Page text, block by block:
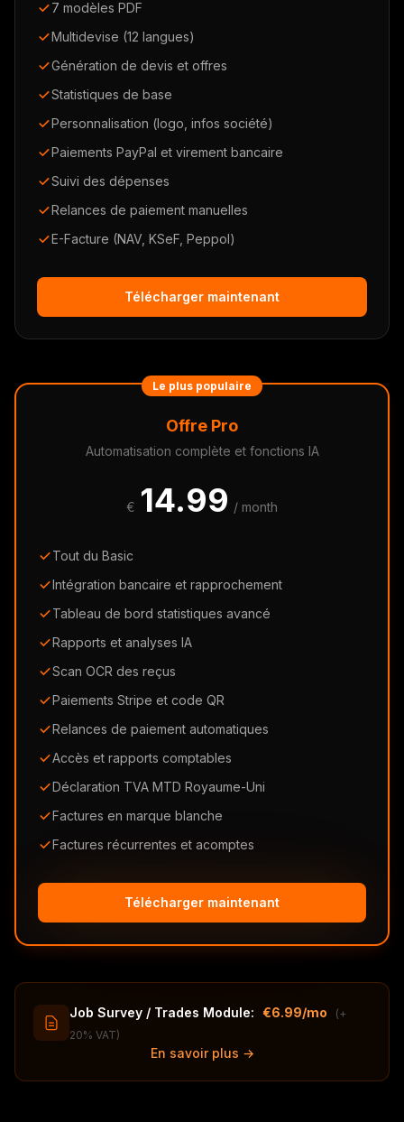
7 modèles PDF
Multidevise (12 langues)
Génération de devis et offres
Statistiques de base
Personnalisation (logo, infos société)
Paiements PayPal et virement bancaire
Suivi des dépenses
Relances de paiement manuelles
E-Facture (NAV, KSeF, Peppol)
Télécharger maintenant
Le plus populaire
Offre Pro
Automatisation complète et fonctions IA
€ 14.99 / month
Tout du Basic
Intégration bancaire et rapprochement
Tableau de bord statistiques avancé
Rapports et analyses IA
Scan OCR des reçus
Paiements Stripe et code QR
Relances de paiement automatiques
Accès et rapports comptables
Déclaration TVA MTD Royaume-Uni
Factures en marque blanche
Factures récurrentes et acomptes
Télécharger maintenant
Job Survey / Trades Module: €6.99/mo
(+
20% VAT)
En savoir plus →